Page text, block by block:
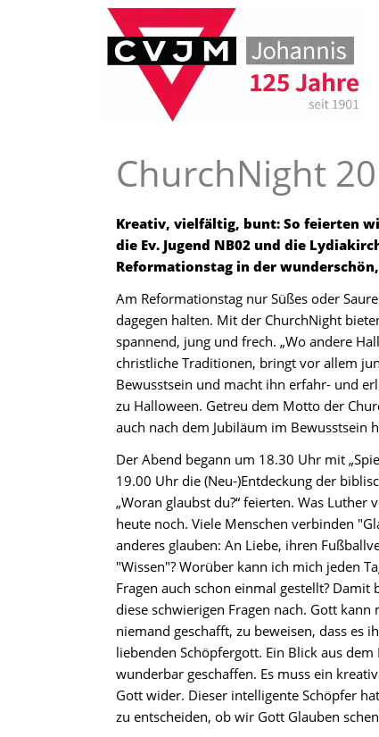
ChurchNight
Kreativ, vielfältig, bunt: So feierten
die Ev. Jugend NB02 und die
Reformationstag in der
Am Reformationstag nur Süßes oder
dagegen halten. Mit der ChurchNight
spannend, jung und frech. „Wo andere
christliche Traditionen, bringt vor allem
Bewusstsein und macht ihn erfahr- und
zu Halloween. Getreu dem Motto der
auch nach dem Jubiläum im
Der Abend begann um 18.30 Uhr mit
19.00 Uhr die (Neu-)Entdeckung der
„Woran glaubst du?“ feierten. Was
heute noch. Viele Menschen verbinden
anderes glauben: An Liebe, ihren
"Wissen"? Worüber kann ich mich jeden
Fragen auch schon einmal gestellt?
diese schwierigen Fragen nach. Gott
niemand geschafft, zu beweisen, dass es
liebenden Schöpfergott. Ein Blick aus
wunderbar geschaffen. Es muss ein
Gott wider. Dieser intelligente Schöpfer
zu entscheiden, ob wir Gott Glauben